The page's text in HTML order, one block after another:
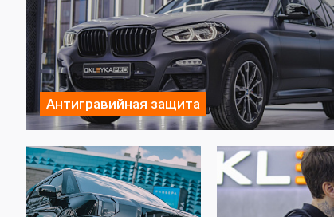
Антигравийная защита